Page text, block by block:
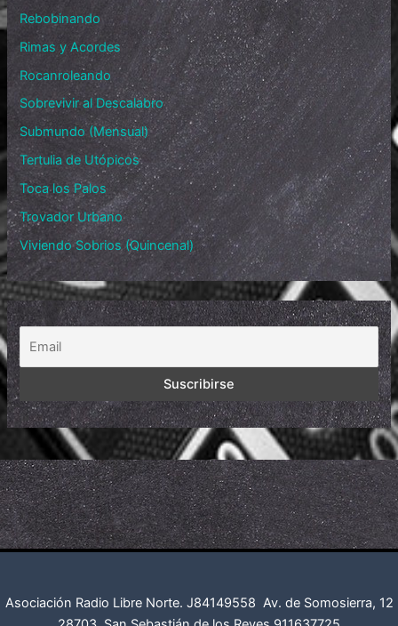
Rebobinando
Rimas y Acordes
Rocanroleando
Sobrevivir al Descalabro
Submundo (Mensual)
Tertulia de Utópicos
Toca los Palos
Trovador Urbano
Viviendo Sobrios (Quincenal)
Asociación Radio Libre Norte. J84149558 Av. de Somosierra, 12